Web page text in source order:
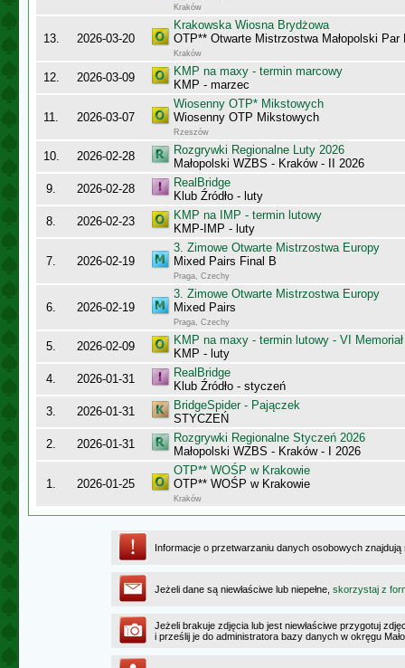
Kraków
13. 2026-03-20
Krakowska Wiosna Brydżowa
OTP** Otwarte Mistrzostwa Małopolski Par
Kraków
12. 2026-03-09
KMP na maxy - termin marcowy
KMP - marzec
11. 2026-03-07
Wiosenny OTP* Mikstowych
Wiosenny OTP Mikstowych
Rzeszów
10. 2026-02-28
Rozgrywki Regionalne Luty 2026
Małopolski WZBS - Kraków - II 2026
9.
2026-02-28
RealBridge
Klub Źródło - luty
8.
2026-02-23
KMP na IMP - termin lutowy
KMP-IMP - luty
7. 2026-02-19
3. Zimowe Otwarte Mistrzostwa Europy
Mixed Pairs Final B
Praga, Czechy
6. 2026-02-19
3. Zimowe Otwarte Mistrzostwa Europy
Mixed Pairs
Praga, Czechy
5. 2026-02-09
KMP na maxy - termin lutowy - VI
KMP - luty
4.
2026-01-31
RealBridge
Klub Źródło - styczeń
3.
2026-01-31
BridgeSpider - Pajączek
STYCZEŃ
2.
2026-01-31
Rozgrywki Regionalne Styczeń 2026
Małopolski WZBS - Kraków - I 2026
1. 2026-01-25
OTP** WOŚP w Krakowie
OTP** WOŚP w Krakowie
Kraków
Informacje o przetwarzaniu danych osobowych
Jeżeli dane są niewłaściwe lub niepełne, skorzystaj z
Jeżeli brakuje zdjęcia lub jest niewłaściwe przygotuj
i prześlij je do administratora bazy danych w okręgu